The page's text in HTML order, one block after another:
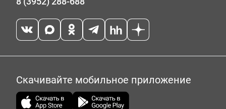
Скачивайте мобильное приложение